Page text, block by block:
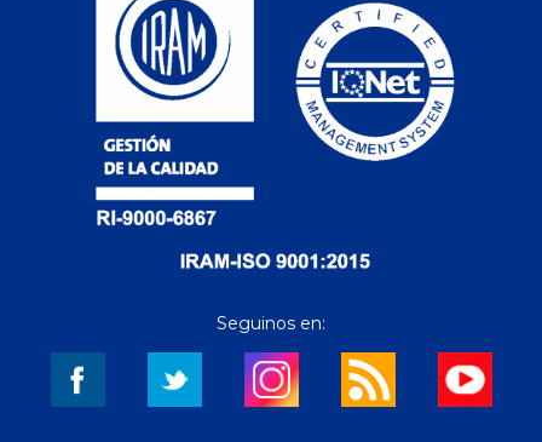
Seguinos en: